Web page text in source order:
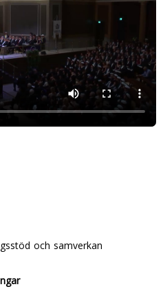
och samverkan